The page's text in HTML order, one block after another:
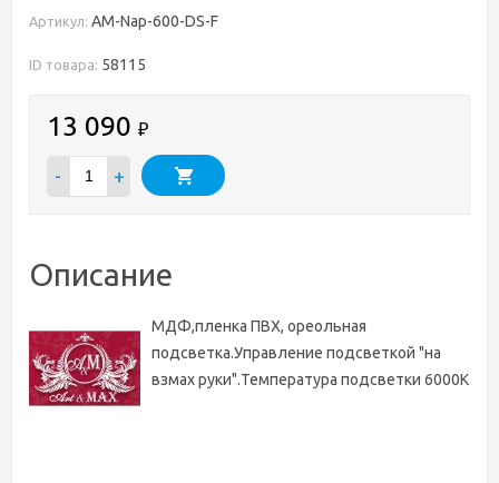
Артикул: AM-Nap-600-DS-F
ID товара: 58115
13 090 ₽
- +
Описание
МДФ,пленка ПВХ, ореольная
подсветка.Управление подсветкой "на
взмах руки".Температура подсветки 6000К